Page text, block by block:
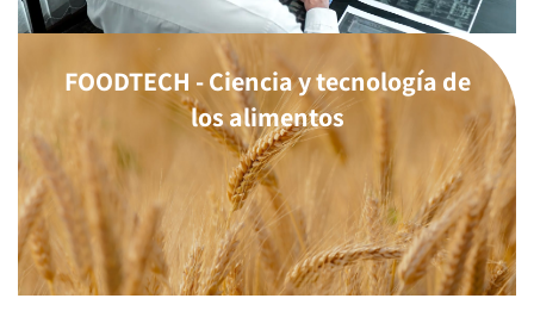
FOODTECH - Ciencia y tecnología de
los alimentos